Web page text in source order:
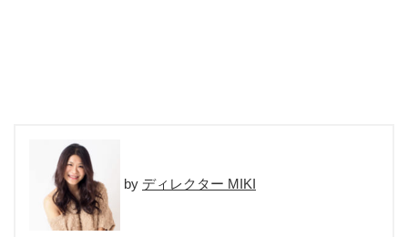
ディレクター MIKI